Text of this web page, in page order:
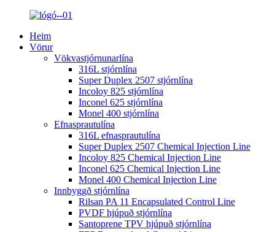
Heim
Vörur
Vökvastjórnunarlína
316L stjórnlína
Super Duplex 2507 stjórnlína
Incoloy 825 stjórnlína
Inconel 625 stjórnlína
Monel 400 stjórnlína
Efnasprautulína
316L efnasprautulína
Super Duplex 2507 Chemical Injection Line
Incoloy 825 Chemical Injection Line
Inconel 625 Chemical Injection Line
Monel 400 Chemical Injection Line
Innbyggð stjórnlína
Rilsan PA 11 Encapsulated Control Line
PVDF hjúpuð stjórnlína
Santoprene TPV hjúpuð stjórnlína